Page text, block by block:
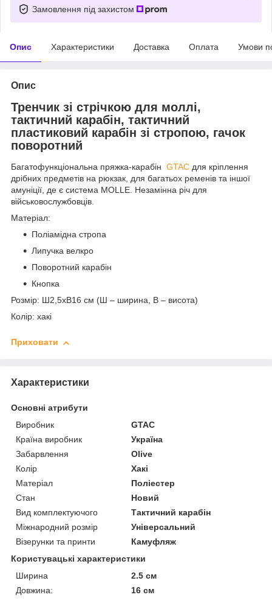
Замовлення під захистом
Опис Характеристики Доставка Оплата Умови
Опис
Тренчик зі стрічкою для моллі,
тактичний карабін, тактичний
пластиковий карабін зі стропою, гачок
поворотний
Багатофункціональна пряжка-карабін GTAC для кріплення
дрібних предметів на рюкзак, для багатьох ременів та іншої
амуніції, де є система MOLLE. Незамінна річ для
військовослужбовців.
Матеріал:
Поліамідна стропа
Липучка велкро
Поворотний карабін
Кнопка
Розмір: Ш2,5хВ16 см (Ш – ширина, В – висота)
Колір: хакі
Приховати
Характеристики
Основні атрибути
Виробник
GTAC
Країна виробник
Україна
Забарвлення
Olive
Колір
Хакі
Матеріал
Поліестер
Стан
Новий
Вид комплектуючого
Тактичний карабін
Міжнародний розмір
Універсальний
Візерунки та принти
Камуфляж
Користувацькі характеристики
Ширина
2.5 см
Довжина:
16 см